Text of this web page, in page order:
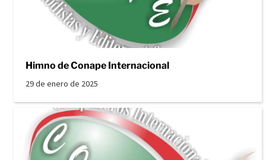
Himno de Conape Internacional
29 de enero de 2025